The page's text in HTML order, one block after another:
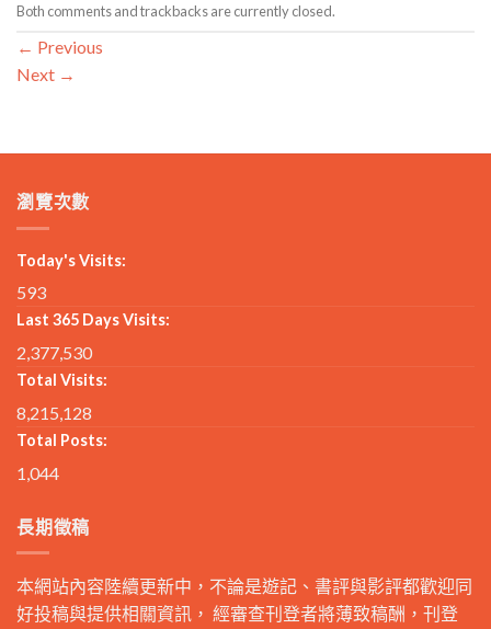
Both comments and trackbacks are currently closed.
← Previous
Next →
瀏覽次數
Today's Visits:
593
Last 365 Days Visits:
2,377,530
Total Visits:
8,215,128
Total Posts:
1,044
長期徵稿
本網站內容陸續更新中，不論是遊記、書評與影評都歡迎同
好投稿與提供相關資訊， 經審查刊登者將薄致稿酬，刊登